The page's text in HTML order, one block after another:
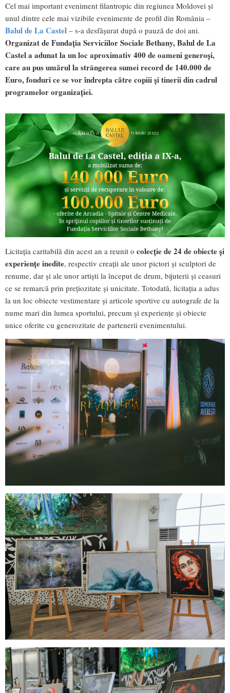
Cel mai important eveniment filantropic din regiunea Moldovei și
unul dintre cele mai vizibile evenimente de profil din România –
Balul de La Castel – s-a desfășurat după o pauză de doi ani.
Organizat de Fundația Serviciilor Sociale Bethany, Balul de La
Castel a adunat la un loc aproximativ 400 de oameni generoși,
care au pus umărul la strângerea sumei record de 140.000 de
Euro, fonduri ce se vor îndrepta către copiii și tinerii din cadrul
programelor organizației.
Licitația caritabilă din acest an a reunit o colecție de24 de obiecte și
experiențe inedite, respectiv creații ale unor pictori și sculptori de
renume, dar și ale unor artiști la început de drum, bijuterii și ceasuri
ce se remarcă prin prețiozitate și unicitate. Totodată, licitația a adus
la un loc obiecte vestimentare și articole sportive cu autografe de la
nume mari din lumea sportului, precum și experiențe și obiecte
unice oferite cu generozitate de partenerii evenimentului.